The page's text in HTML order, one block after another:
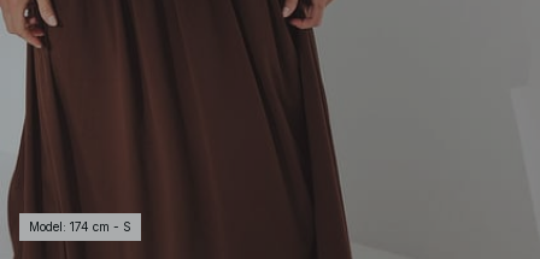
Model : 174 cm - S